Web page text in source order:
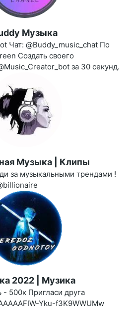
Музыка
Чат: @Buddy_music_chat По
Создать своего
за 30 секунд.
Музыка | Клипы
за музыкальными трендами !
2022 | Музика
500к Пригласи друга
Yku-f3K9WWUMw